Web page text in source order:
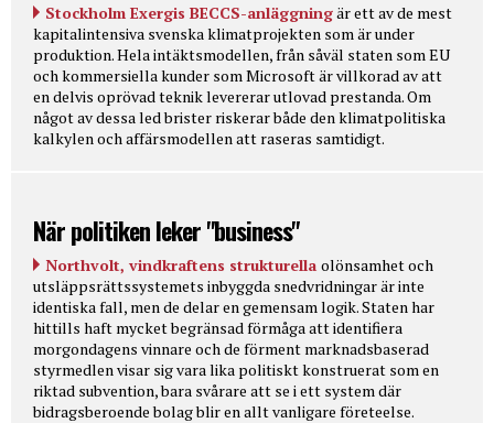
Stockholm Exergis BECCS-anläggningär ett av de mest
kapitalintensiva svenska klimatprojekten som är under
produktion. Hela intäktsmodellen, från såväl staten som EU
och kommersiella kunder som Microsoft är villkorad av att
en delvis oprövad teknik levererar utlovad prestanda. Om
något av dessa led brister riskerar både den klimatpolitiska
kalkylen och affärsmodellen att raseras samtidigt.
När politiken leker "business"
Northvolt, vindkraftens strukturella olönsamhet och
utsläppsrättssystemets inbyggda snedvridningar är inte
identiska fall, men de delar en gemensam logik. Staten har
hittills haft mycket begränsad förmåga att identifiera
morgondagens vinnare och de förment marknadsbaserad
styrmedlen visar sig vara lika politiskt konstruerat som en
riktad subvention, bara svårare att se i ett system där
bidragsberoende bolag blir en allt vanligare företeelse.